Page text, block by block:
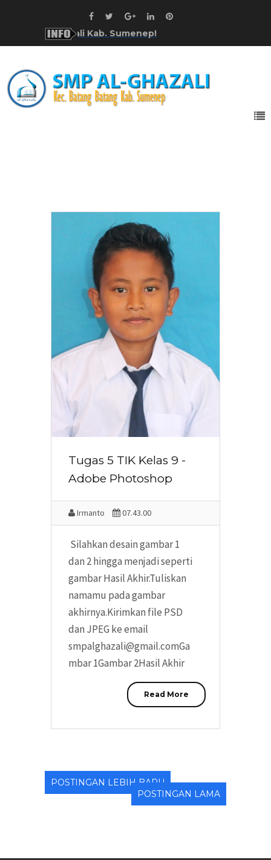
SMP Al-Ghazali Kab. Sumenep!
Tugas 5 TIK Kelas 9 -
Adobe Photoshop
Irmanto 07.43.00
Silahkan desain gambar 1
dan 2 hingga menjadi seperti
gambar Hasil Akhir.Tuliskan
namamu pada gambar
akhirnya.Kirimkan file PSD
dan JPEG ke email
smpalghazali@gmail.comGa
mbar 1Gambar 2Hasil Akhir
Read More
POSTINGAN LEBIH BARU
POSTINGAN LAMA